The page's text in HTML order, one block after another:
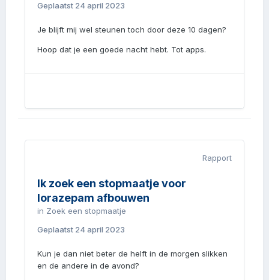
Geplaatst 24 april 2023
Je blijft mij wel steunen toch door deze 10 dagen?
Hoop dat je een goede nacht hebt. Tot apps.
Rapport
Ik zoek een stopmaatje voor
lorazepam afbouwen
in Zoek een stopmaatje
Geplaatst 24 april 2023
Kun je dan niet beter de helft in de morgen slikken
en de andere in de avond?